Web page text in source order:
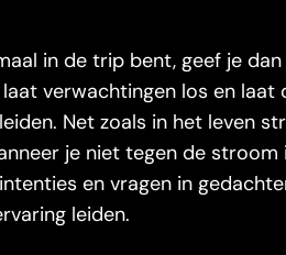
in de trip bent, geef je
verwachtingen los en laat
Net zoals in het leven
je niet tegen de stroom
en vragen in
leiden.